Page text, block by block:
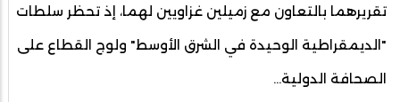
تقريرهما بالتعاون مع زميلين غزاويين لهما، إذ تحظر سلطات
"الديمقراطية الوحيدة في الشرق الأوسط" ولوج القطاع على
الصحافة الدولية...